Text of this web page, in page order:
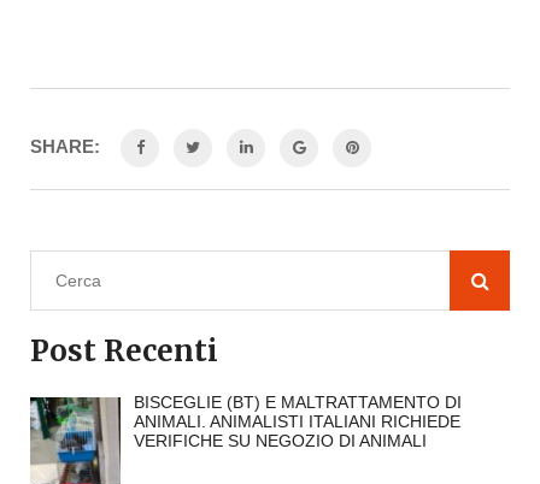
SHARE:
Post Recenti
BISCEGLIE (BT) E MALTRATTAMENTO DI
ANIMALI. ANIMALISTI ITALIANI RICHIEDE
VERIFICHE SU NEGOZIO DI ANIMALI